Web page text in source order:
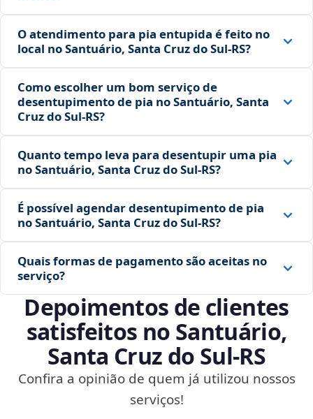
O atendimento para pia entupida é feito no
local no Santuário, Santa Cruz do Sul‑RS?
Como escolher um bom serviço de
desentupimento de pia no Santuário, Santa
Cruz do Sul‑RS?
Quanto tempo leva para desentupir uma pia
no Santuário, Santa Cruz do Sul‑RS?
É possível agendar desentupimento de pia
no Santuário, Santa Cruz do Sul‑RS?
Quais formas de pagamento são aceitas no
serviço?
Depoimentos de clientes
satisfeitos no Santuário,
Santa Cruz do Sul‑RS
Confira a opinião de quem já utilizou nossos
serviços!